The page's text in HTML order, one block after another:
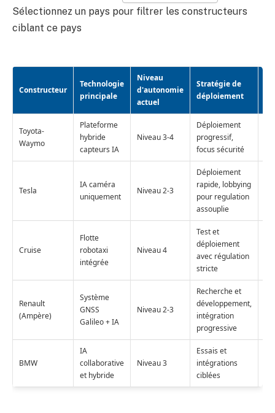
Sélectionnez un pays pour filtrer les constructeurs
ciblant ce pays
Constructeur
Technologie
principale
Niveau
d'autonomie
actuel
Stratégie de
déploiement
Toyota-
Waymo
Plateforme
hybride
capteurs IA
Niveau 3-4
Déploiement
progressif,
focus sécurité
Tesla
IA caméra
uniquement
Niveau 2-3
Déploiement
rapide, lobbying
pour regulation
assouplie
Cruise
Flotte
robotaxi
intégrée
Niveau 4
Test et
déploiement
avec régulation
stricte
Renault
(Ampère)
Système
GNSS
Galileo + IA
Niveau 2-3
Recherche et
développement,
intégration
progressive
BMW
IA
collaborative
et hybride
Niveau 3
Essais et
intégrations
ciblées